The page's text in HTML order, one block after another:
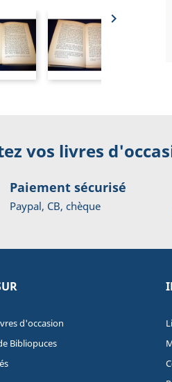

vos livres
Paiement sécurisé
Paypal, CB, chèque
d'occasion
Bibliopuces